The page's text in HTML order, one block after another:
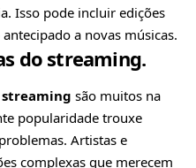
Isso pode incluir edições
a novas músicas.
do streaming.
streaming são muitos na
popularidade trouxe
Artistas e
complexas que merecem